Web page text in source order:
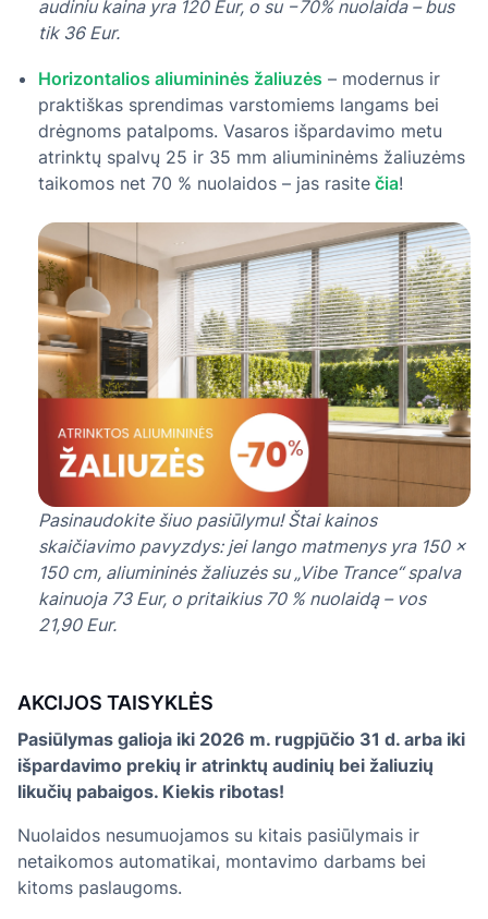
audiniu kaina yra 120 Eur, o su −70% nuolaida – bus
tik 36 Eur.
Horizontalios aliumininės žaliuzės – modernus ir
praktiškas sprendimas varstomiems langams bei
drėgnoms patalpoms. Vasaros išpardavimo metu
atrinktų spalvų 25 ir 35 mm aliumininėms žaliuzėms
taikomos net 70 % nuolaidos – jas rasite čia!
Pasinaudokite šiuo pasiūlymu! Štai kainos
skaičiavimo pavyzdys: jei lango matmenys yra 150 ×
150 cm, aliumininės žaliuzės su „Vibe Trance“ spalva
kainuoja 73 Eur, o pritaikius 70 % nuolaidą – vos
21,90 Eur.
AKCIJOS TAISYKLĖS
Pasiūlymas galioja iki 2026 m. rugpjūčio 31 d. arba iki
išpardavimo prekių ir atrinktų audinių bei žaliuzių
likučių pabaigos. Kiekis ribotas!
Nuolaidos nesumuojamos su kitais pasiūlymais ir
netaikomos automatikai, montavimo darbams bei
kitoms paslaugoms.